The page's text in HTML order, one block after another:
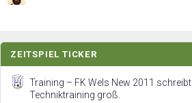
ZEITSPIEL TICKER
Training – FK Wels New 2011 schreibt
Techniktraining groß.